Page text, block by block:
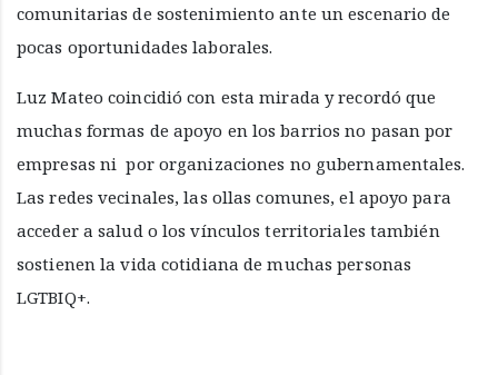
comunitarias de sostenimiento ante un escenario de
pocas oportunidades laborales.
Luz Mateo coincidió con esta mirada y recordó que
muchas formas de apoyo en los barrios no pasan por
empresas ni por organizaciones no gubernamentales.
Las redes vecinales, las ollas comunes, el apoyo para
acceder a salud o los vínculos territoriales también
sostienen la vida cotidiana de muchas personas
LGTBIQ+.